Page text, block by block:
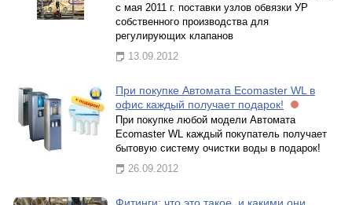
с мая 2011 г. поставки узлов обвязки УР
собственного производства для
регулирующих клапанов
13.09.2012
При покупке Автомата Ecomaster WL в
офис каждый получает подарок!
При покупке любой модели Автомата
Ecomaster WL каждый покупатель получает
бытовую систему очистки воды в подарок!
26.09.2012